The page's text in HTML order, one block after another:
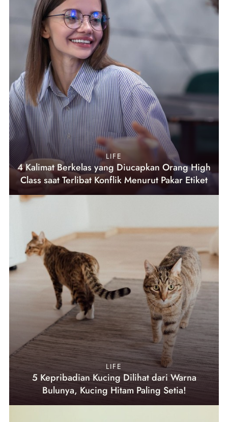
LIFE
4 Kalimat Berkelas yang Diucapkan Orang High
Class saat Terlibat Konflik Menurut Pakar Etiket
LIFE
5 Kepribadian Kucing Dilihat dari Warna
Bulunya, Kucing Hitam Paling Setia!